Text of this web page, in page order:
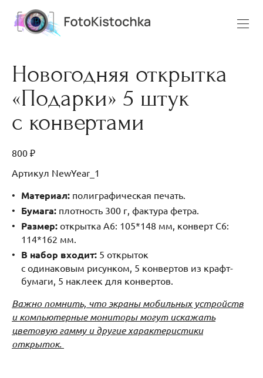
Новогодняя открытка
«Подарки» 5 штук
с конвертами
800 ₽
Артикул NewYear_1
Материал: полиграфическая печать.
Бумага: плотность 300 г, фактура фетра.
Размер: открытка А6: 105*148 мм, конверт С6:
114*162 мм.
В набор входит: 5 открыток
с одинаковым рисунком, 5 конвертов из крафт-
бумаги, 5 наклеек для конвертов.
Важно помнить, что экраны мобильных устройств
и компьютерные мониторы могут искажать
цветовую гамму и другие характеристики
открыток.